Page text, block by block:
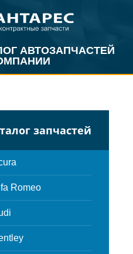
АВТОЗАПЧАСТЕЙ
запчастей
Romeo